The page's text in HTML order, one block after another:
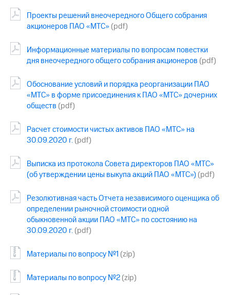
Проекты решений внеочередного Общего собрания
акционеров ПАО «МТС» (pdf)
Информационные материалы по вопросам повестки
дня внеочередного общего собрания акционеров (pdf)
Обоснование условий и порядка реорганизации ПАО
«МТС» в форме присоединения к ПАО «МТС» дочерних
обществ (pdf)
Расчет стоимости чистых активов ПАО «МТС» на
30.09.2020 г.(pdf)
Выписка из протокола Совета директоров ПАО «МТС»
(об утверждении цены выкупа акций ПАО «МТС»)(pdf)
Резолютивная часть Отчета независимого оценщика об
определении рыночной стоимости одной
обыкновенной акции ПАО «МТС» по состоянию на
30.09.2020 г.(pdf)
Материалы по вопросу №1 (zip)
Материалы по вопросу №2(zip)